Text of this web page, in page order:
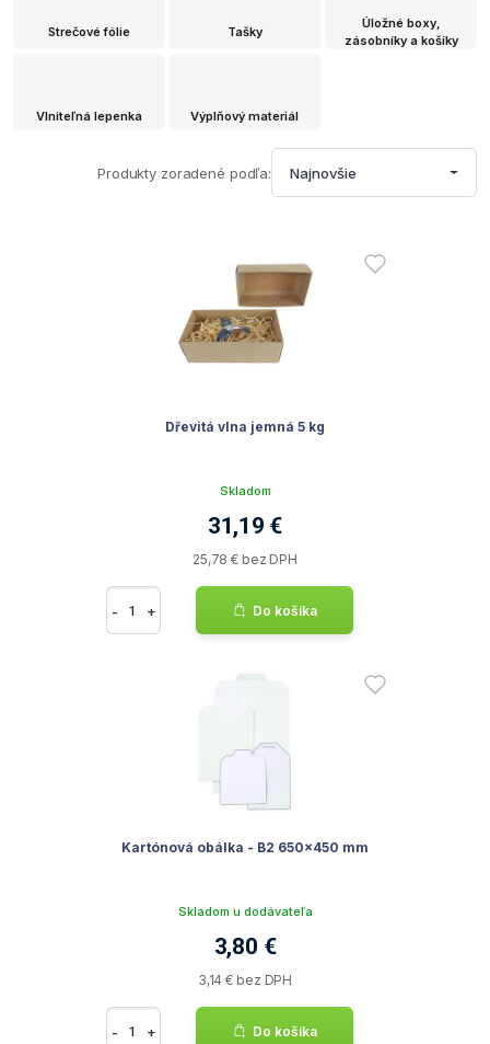
Strečové fólie Tašky
Úložné boxy,
zásobníky a košíky
Vlniteľná lepenka Výplňový materiál
Produkty zoradené podľa: Najnovšie
Dřevitá vlna jemná 5 kg
Skladom
31,19 €
25,78 € bez DPH
- + Do košíka
Kartónová obálka - B2 650x450 mm
Skladom u dodávateľa
3,80 €
3,14 € bez DPH
- + Do košíka